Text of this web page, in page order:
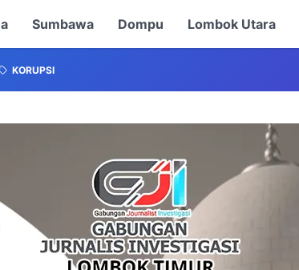
Sumbawa Dompu Lombok Utara
KORUPSI